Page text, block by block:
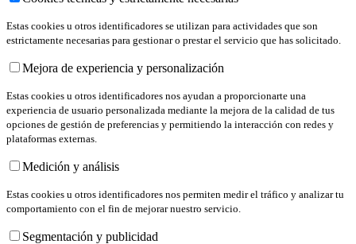
Estas cookies u otros identificadores se utilizan para actividades que son
estrictamente necesarias para gestionar o prestar el servicio que has solicitado.
Mejora de experiencia y personalización
Estas cookies u otros identificadores nos ayudan a proporcionarte una
experiencia de usuario personalizada mediante la mejora de la calidad de tus
opciones de gestión de preferencias y permitiendo la interacción con redes y
plataformas externas.
Medición y análisis
Estas cookies u otros identificadores nos permiten medir el tráfico y analizar tu
comportamiento con el fin de mejorar nuestro servicio.
Segmentación y publicidad